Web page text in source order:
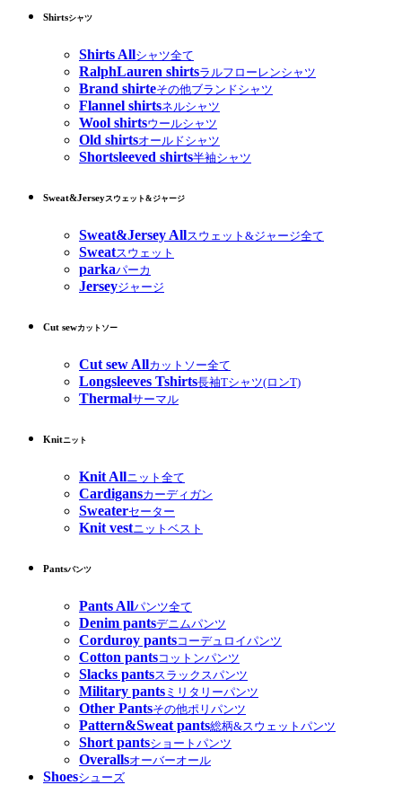
Shirtsシャツ
Shirts Allシャツ全て
RalphLauren shirtsラルフローレンシャツ
Brand shirteその他ブランドシャツ
Flannel shirtsネルシャツ
Wool shirtsウールシャツ
Old shirtsオールドシャツ
Shortsleeved shirts半袖シャツ
Sweat&Jerseyスウェット&ジャージ
Sweat&Jersey Allスウェット&ジャージ全て
Sweatスウェット
parkaパーカ
Jerseyジャージ
Cut sewカットソー
Cut sew Allカットソー全て
Longsleeves Tshirts長袖Tシャツ(ロンT)
Thermalサーマル
Knitニット
Knit Allニット全て
Cardigansカーディガン
Sweaterセーター
Knit vestニットベスト
Pantsパンツ
Pants Allパンツ全て
Denim pantsデニムパンツ
Corduroy pantsコーデュロイパンツ
Cotton pantsコットンパンツ
Slacks pantsスラックスパンツ
Military pants ミリタリーパンツ
Other Pantsその他ポリパンツ
Pattern&Sweat pants総柄&スウェットパンツ
Short pantsショートパンツ
Overallsオーバーオール
Shoesシューズ